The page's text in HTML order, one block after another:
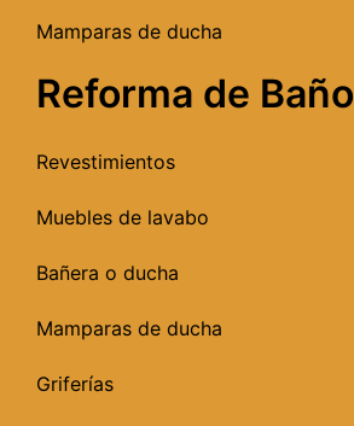
Mamparas de ducha
Reforma de Baño
Revestimientos
Muebles de lavabo
Bañera o ducha
Mamparas de ducha
Griferías